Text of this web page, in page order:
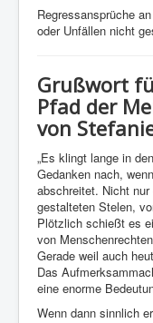
Regressansprüche
oder Unfällen nicht
Grußwort
Pfad der
von
„Es klingt lange in den
Gedanken nach,
abschreitet. Nicht
gestalteten Stelen,
Plötzlich schießt es
von
Gerade weil auch
Das
eine enorme
Wenn dann sinnlich